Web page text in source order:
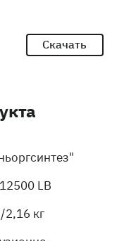
Скачать
LB
2,16 кг